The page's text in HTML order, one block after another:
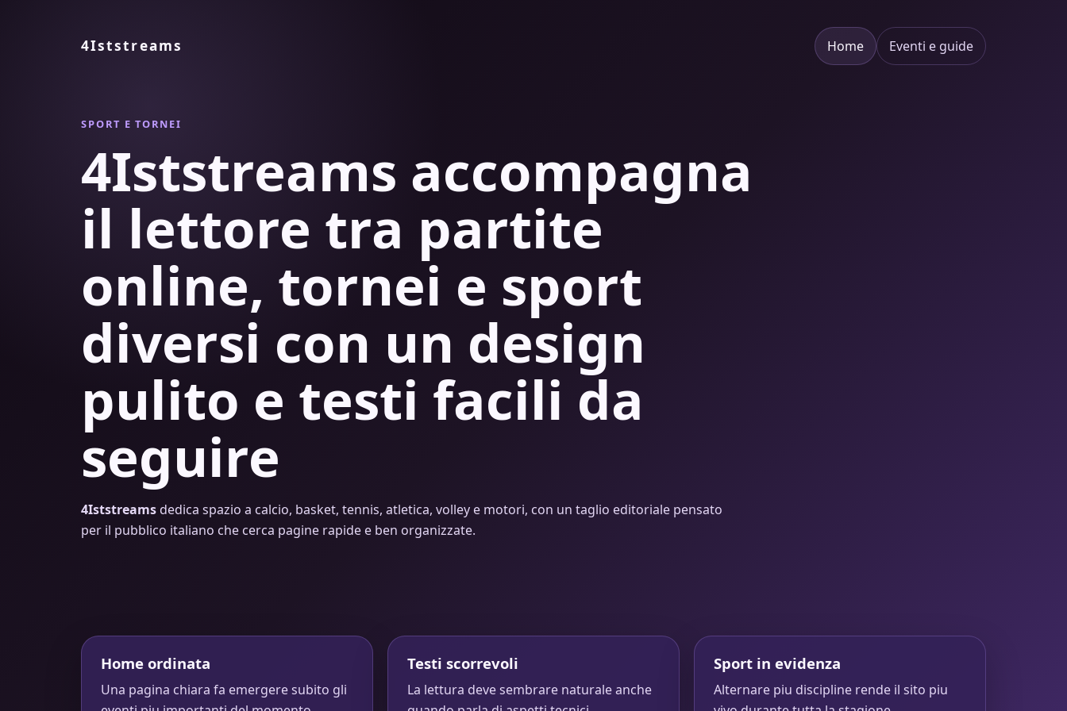
4Iststreams Home Eventi e guide
SPORT E TORNEI
4Iststreams accompagna
il lettore tra partite
online, tornei e sport
diversi con un design
pulito e testi facili da
seguire
4Iststreams dedica spazio a calcio, basket, tennis, atletica, volley e motori, con un taglio editoriale pensato
per il pubblico italiano che cerca pagine rapide e ben organizzate.
Home ordinata
Una pagina chiara fa emergere subito gli
Testi scorrevoli
La lettura deve sembrare naturale anche
Sport in evidenza
Alternare piu discipline rende il sito piu